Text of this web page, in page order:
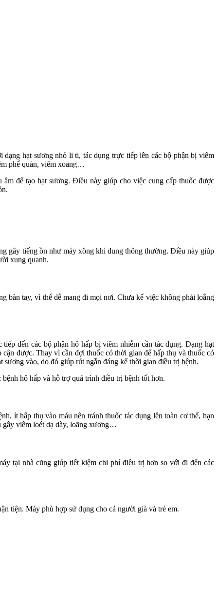
hạt sương nhỏ li ti, tác dụng trực tiếp lên các bộ phận bị viêm
phế quản, viêm xoang…
để tạo hạt sương. Điều này giúp cho việc cung cấp thuốc được
gây tiếng ồn như máy xông khí dung thông thường. Điều này giúp
xung quanh.
bàn tay, vì thế dễ mang đi mọi nơi. Chưa kể việc không phải loằng
đến các bộ phận hô hấp bị viêm nhiễm cần tác dụng. Dạng hạt
được. Thay vì cần đợi thuốc có thời gian để hấp thụ và thuốc có
vào, do đó giúp rút ngắn đáng kể thời gian điều trị bệnh.
hô hấp và hỗ trợ quá trình điều trị bệnh tốt hơn.
ít hấp thụ vào máu nên tránh thuốc tác dụng lên toàn cơ thể, hạn
gây viêm loét dạ dày, loãng xương…
tại nhà cũng giúp tiết kiệm chi phí điều trị hơn so với đi đến các
tiện. Máy phù hợp sử dụng cho cả người già và trẻ em.